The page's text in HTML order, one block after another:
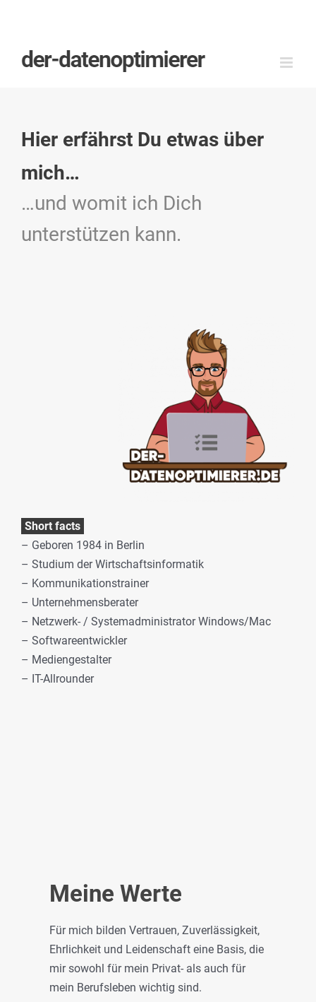
springen
Hier erfährst Du etwas über
mich…
…und womit ich Dich
unterstützen kann.
Short facts
– Geboren 1984 in Berlin
– Studium der Wirtschaftsinformatik
– Kommunikationstrainer
– Unternehmensberater
– Netzwerk- / Systemadministrator Windows/Mac
– Softwareentwickler
– Mediengestalter
– IT-Allrounder
Meine Werte
Für mich bilden Vertrauen, Zuverlässigkeit,
Ehrlichkeit und Leidenschaft eine Basis, die
mir sowohl für mein Privat- als auch für
mein Berufsleben wichtig sind.